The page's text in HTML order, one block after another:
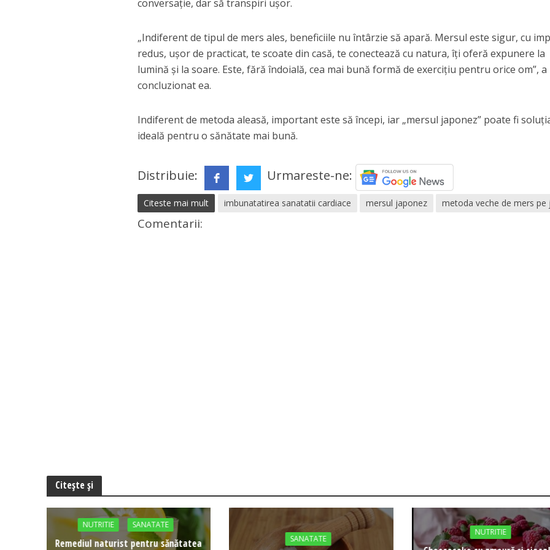
conversație, dar să transpiri ușor.
„Indiferent de tipul de mers ales, beneficiile nu întârzie să apară. Mersul este sigur, cu
redus, ușor de practicat, te scoate din casă, te conectează cu natura, îți oferă expunere la
lumină și la soare. Este, fără îndoială, cea mai bună formă de exercițiu pentru orice om”, a
concluzionat ea.
Indiferent de metoda aleasă, important este să începi, iar „mersul japonez” poate fi
ideală pentru o sănătate mai bună.
Distribuie: Urmareste-ne:
Citeste mai mult imbunatatirea sanatatii cardiace mersul japonez metoda veche de mers pe
Comentarii:
Citește și
NUTRITIE SANATATE
Remediul naturist pentru sănătatea SANATATE
NUTRITIE